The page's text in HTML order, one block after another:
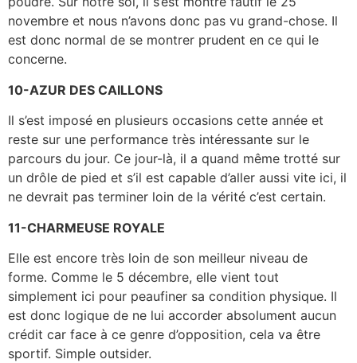
novembre et nous n’avons donc pas vu grand-chose. Il
est donc normal de se montrer prudent en ce qui le
concerne.
10-AZUR DES CAILLONS
Il s’est imposé en plusieurs occasions cette année et
reste sur une performance très intéressante sur le
parcours du jour. Ce jour-là, il a quand même trotté sur
un drôle de pied et s’il est capable d’aller aussi vite ici, il
ne devrait pas terminer loin de la vérité c’est certain.
11-CHARMEUSE ROYALE
Elle est encore très loin de son meilleur niveau de
forme. Comme le 5 décembre, elle vient tout
simplement ici pour peaufiner sa condition physique. Il
est donc logique de ne lui accorder absolument aucun
crédit car face à ce genre d’opposition, cela va être
sportif. Simple outsider.